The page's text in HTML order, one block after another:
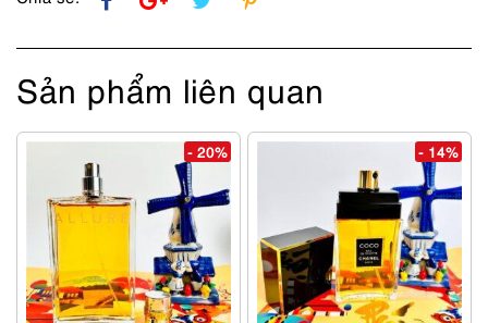
Sản phẩm liên quan
- 20% - 14%